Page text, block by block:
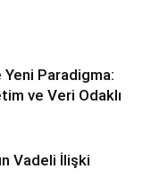
Paradigma:
ve Veri Odaklı
Vadeli İlişki